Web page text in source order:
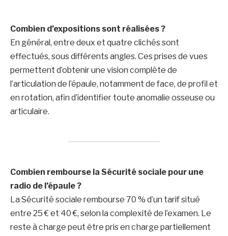
Combien d’expositions sont réalisées ?
En général, entre deux et quatre clichés sont
effectués, sous différents angles. Ces prises de vues
permettent d’obtenir une vision complète de
l’articulation de l’épaule, notamment de face, de profil et
en rotation, afin d’identifier toute anomalie osseuse ou
articulaire.
Combien rembourse la Sécurité sociale pour une
radio de l’épaule ?
La Sécurité sociale rembourse 70 % d’un tarif situé
entre 25 € et 40 €, selon la complexité de l’examen. Le
reste à charge peut être pris en charge partiellement